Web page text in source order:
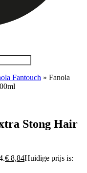
Fantouch » Fanola
Stong Hair
€ 8,84Huidige prijs is: